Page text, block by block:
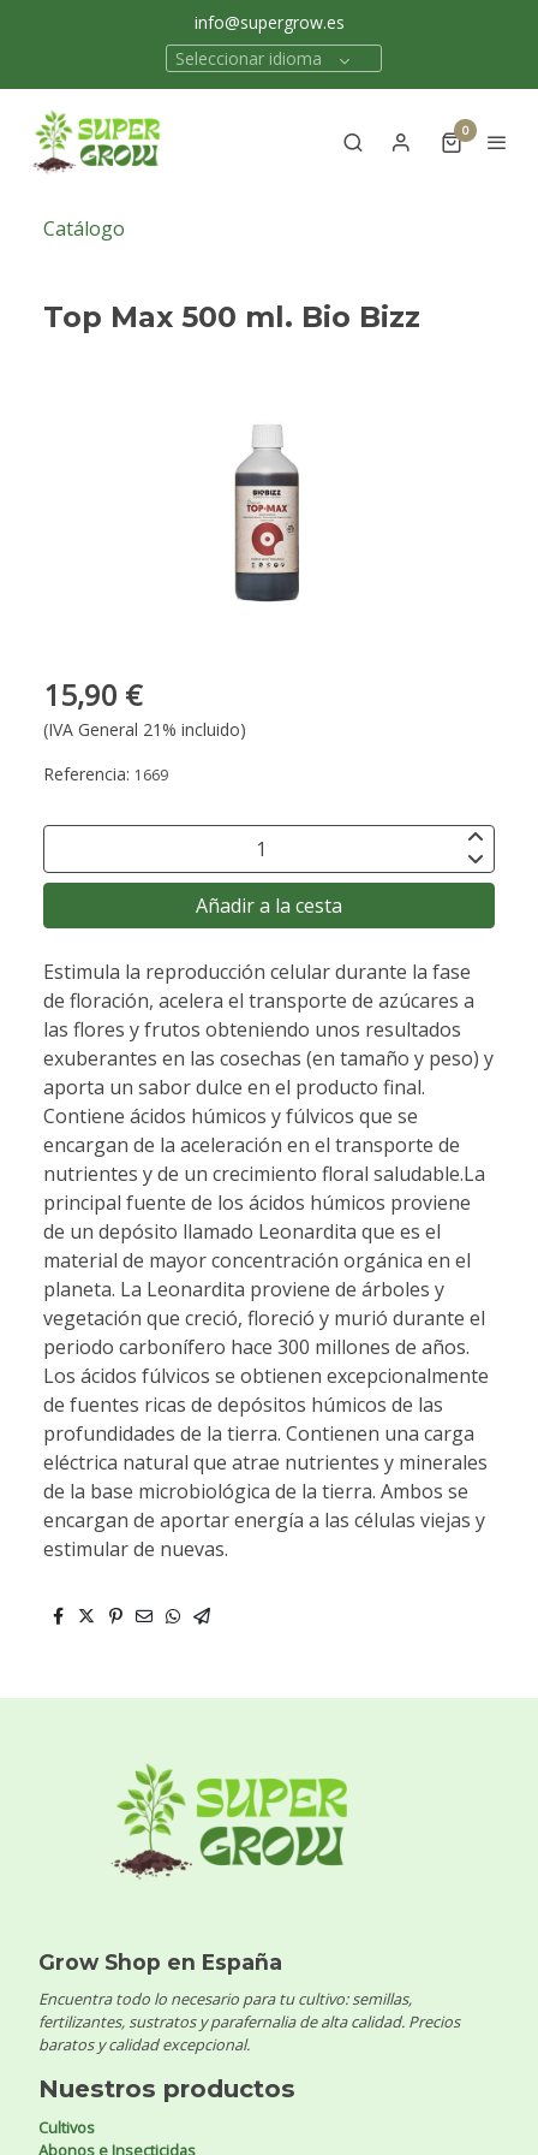
info@supergrow.es
Seleccionar idioma
0
Catálogo
Top Max 500 ml. Bio Bizz
15,90 €
(IVA General 21% incluido)
Referencia: 1669
Añadir a la cesta
Estimula la reproducción celular durante la fase
de floración, acelera el transporte de azúcares a
las flores y frutos obteniendo unos resultados
exuberantes en las cosechas (en tamaño y peso) y
aporta un sabor dulce en el producto final.
Contiene ácidos húmicos y fúlvicos que se
encargan de la aceleración en el transporte de
nutrientes y de un crecimiento floral saludable.La
principal fuente de los ácidos húmicos proviene
de un depósito llamado Leonardita que es el
material de mayor concentración orgánica en el
planeta. La Leonardita proviene de árboles y
vegetación que creció, floreció y murió durante el
periodo carbonífero hace 300 millones de años.
Los ácidos fúlvicos se obtienen excepcionalmente
de fuentes ricas de depósitos húmicos de las
profundidades de la tierra. Contienen una carga
eléctrica natural que atrae nutrientes y minerales
de la base microbiológica de la tierra. Ambos se
encargan de aportar energía a las células viejas y
estimular de nuevas.
Grow Shop en España
Encuentra todo lo necesario para tu cultivo: semillas,
fertilizantes, sustratos y parafernalia de alta calidad. Precios
baratos y calidad excepcional.
Nuestros productos
Cultivos
Abonos e Insecticidas